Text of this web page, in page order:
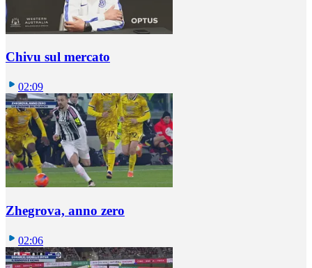
Chivu sul mercato
02:09
Zhegrova, anno zero
02:06